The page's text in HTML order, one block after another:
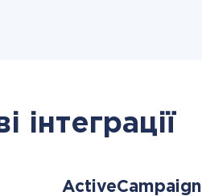
інтеграції
ActiveCampaign